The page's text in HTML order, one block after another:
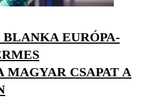
EURÓPA-
CSAPAT A